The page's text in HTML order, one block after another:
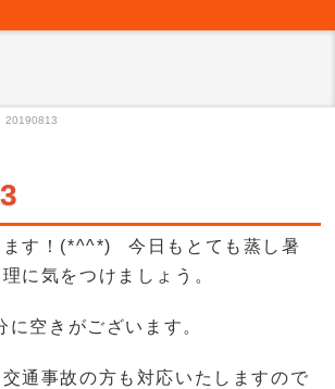
20190813
ます！(*^^*) 今日もとても蒸し暑
に気をつけましょう。
空きがございます。
通事故の方も対応いたしますので